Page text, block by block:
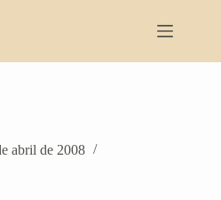
abril de 2008